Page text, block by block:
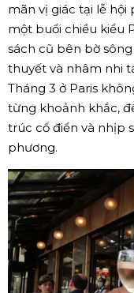
mãn vị giác tại lễ hội
một buổi chiều kiểu
sách cũ bên bờ
thuyết và nhâm nhi
Tháng 3 ở Paris
từng khoảnh khắc,
trúc cổ điển và nhịp
phương.